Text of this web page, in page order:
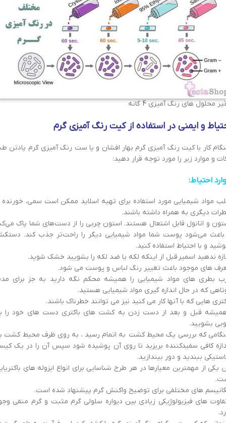
محلول های رنگ آمیزی 4 گانه
و ایمنی در استفاده از کیت رنگ آمیزی گرم
کار با کیت رنگ آمیزی گرم بهار افشان و یا ست رنگ آمیزی گرم پادتن
و موارد زیر را مورد توجه قرار دهید:
احتیاط:
مواد شیمیایی مورد استفاده برای تهیه اسلاید ممکن است سمی، خورنده
دیگری به همراه داشته باشند.
و اتانول قابل اشتعال هستند. استون چربی را از دست‌های شما پاک
می‌شود پوست شما مواد شیمیایی دیگر را راحت‌تر جذب کند.
و با احتیاط استفاده کنید.
ندهید اسمیر قبل از اینکه لکه یا ضد لکه را بشویید خشک شوید.
های موجود باعث تغییر رنگ لباس و پوست می شود.
بطری های مواد شیمیایی را همیشه محکم نگه دارید به جز برای
که در حال اندازه گیری مواد شیمیایی هستید.
هایی که با آنها کار می کنید نیز می توانند خطرناک باشند.
قبل و بعد از دست زدن به کشت های باکتری دست های خود را
بشویید.
که بررسی یک محیط کشت به اتمام رسید ، به روی ظرف محیط کشت
کافی سفیدکننده بریزید تا روی آن پوشیده شود سپس آن را در یک
ببندید و دور بیندازید.
یکی از مهمترین معیارها در هر طرح شناسایی برای انواع ایزوله های
های مختلفی برای توضیح واکنش گرم پیشنهاد شده است.
های فیزیولوژیکی زیادی بین دیواره سلولی گرم مثبت و گرم منفی